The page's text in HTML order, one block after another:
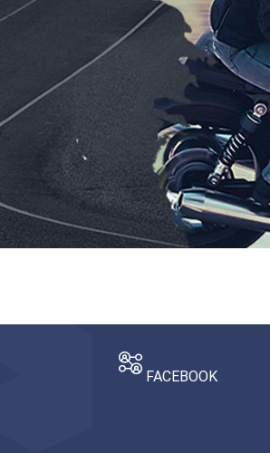
FACEBOOK